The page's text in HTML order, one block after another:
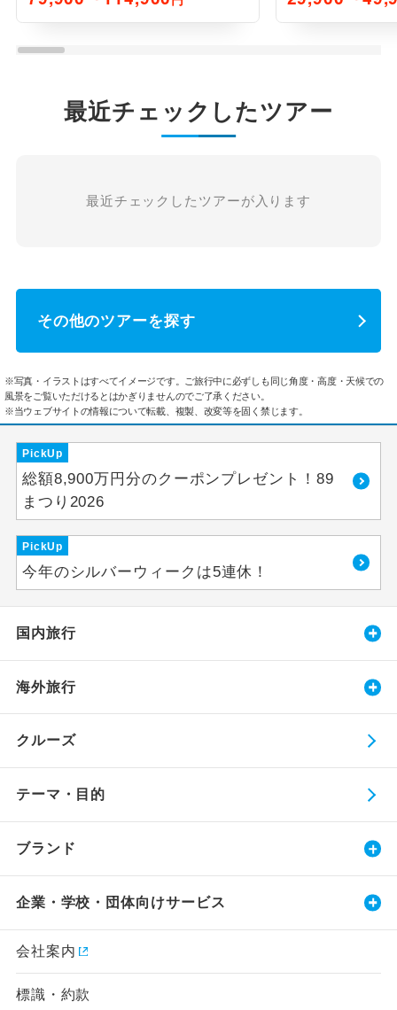
最近チェックしたツアー
最近チェックしたツアーが入ります
その他のツアーを探す
※写真・イラストはすべてイメージです。ご旅行中に必ずしも同じ角度・高度・天候での
風景をご覧いただけるとはかぎりませんのでご了承ください。
※当ウェブサイトの情報について転載、複製、改変等を固く禁じます。
PickUp
総額8,900万円分のクーポンプレゼント！89
まつり2026
PickUp
今年のシルバーウィークは5連休！
国内旅行
海外旅行
クルーズ
テーマ・目的
ブランド
企業・学校・団体向けサービス
会社案内
標識・約款